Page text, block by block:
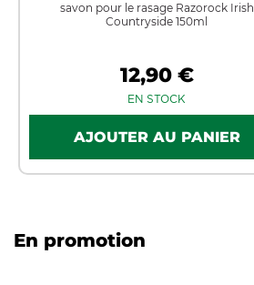
savon pour le rasage Razorock Irish
Countryside 150ml
12,90 €
EN STOCK
En promotion